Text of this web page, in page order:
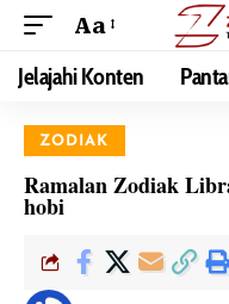
Aa
Jelajahi Konten
ZODIAK
Ramalan Zodiak
hobi